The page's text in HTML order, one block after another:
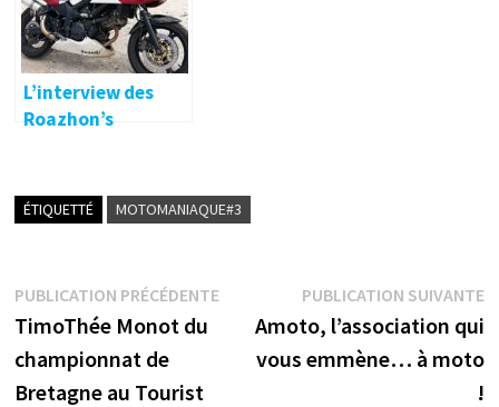
L’interview des
Roazhon’s
ÉTIQUETTÉ MOTOMANIAQUE#3
Navigation
de
l’article
PUBLICATION PRÉCÉDENTEPublication
précédente :
TimoThée Monot du
championnat de
Bretagne au Tourist
PUBLICATION SUIVANTE
Amoto, l’association qui
vous emmène… à moto
!